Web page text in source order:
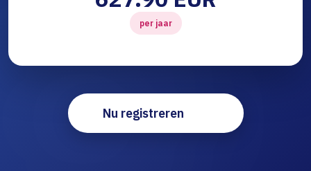
per jaar
Nu registreren